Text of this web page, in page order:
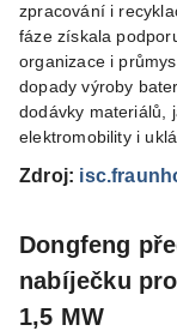
zpracování i
fáze získala
organizace i
dopady výroby
dodávky materiálů,
elektromobility i
Zdroj:
Dongfeng
nabíječku
1,5 MW